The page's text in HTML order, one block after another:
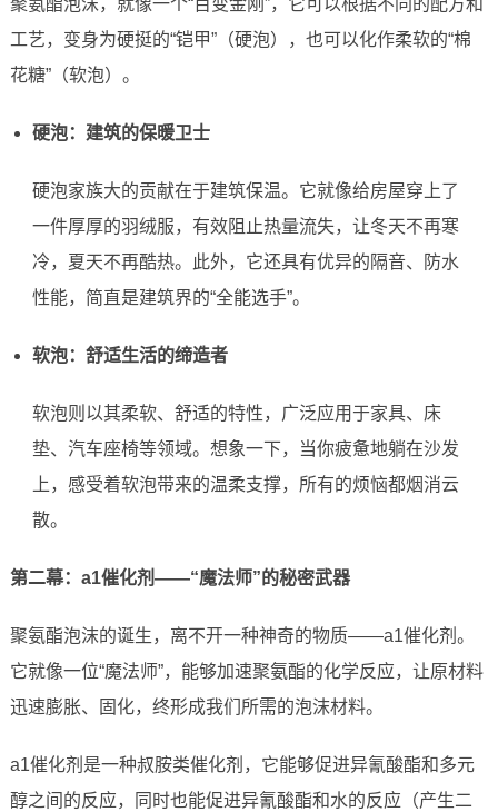
聚氨酯泡沫，就像一个“百变金刚”，它可以根据不同的配方和
工艺，变身为硬挺的“铠甲”（硬泡），也可以化作柔软的“棉
花糖”（软泡）。
硬泡：建筑的保暖卫士
硬泡家族大的贡献在于建筑保温。它就像给房屋穿上了
一件厚厚的羽绒服，有效阻止热量流失，让冬天不再寒
冷，夏天不再酷热。此外，它还具有优异的隔音、防水
性能，简直是建筑界的“全能选手”。
软泡：舒适生活的缔造者
软泡则以其柔软、舒适的特性，广泛应用于家具、床
垫、汽车座椅等领域。想象一下，当你疲惫地躺在沙发
上，感受着软泡带来的温柔支撑，所有的烦恼都烟消云
散。
第二幕：a1催化剂——“魔法师”的秘密武器
聚氨酯泡沫的诞生，离不开一种神奇的物质——a1催化剂。
它就像一位“魔法师”，能够加速聚氨酯的化学反应，让原材料
迅速膨胀、固化，终形成我们所需的泡沫材料。
a1催化剂是一种叔胺类催化剂，它能够促进异氰酸酯和多元
醇之间的反应，同时也能促进异氰酸酯和水的反应（产生二